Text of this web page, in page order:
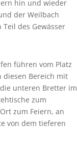
hin und wieder
der Weilbach
des Gewässer
führen vom Platz
diesen Bereich mit
unteren Bretter im
zum
zum Feiern, an
von dem tieferen